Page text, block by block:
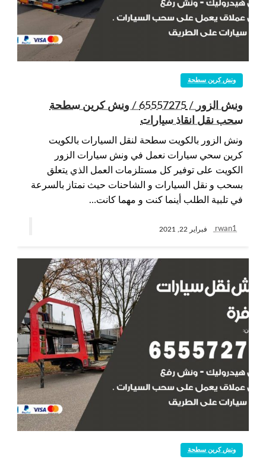
ونش كرين سطحة
ونش الزور / 65557275 / ونش كرين سطحة
سحب نقل انقاذ سيارات
ونش الزور بالكويت سطحة لنقل السيارات بالكويت
كرين سحي سيارات نعمل في ونش سيارات الزور
الكويت على توفير كل مستلزمات العمل الذي يتعلق
بسحب و نقل السيارات و الشاحنات حيث نمتاز بالسرعة
في تلبية الطلب أينما كنت و مهما كانت…
rwan1 فبراير 22, 2021
ونش كرين سطحة